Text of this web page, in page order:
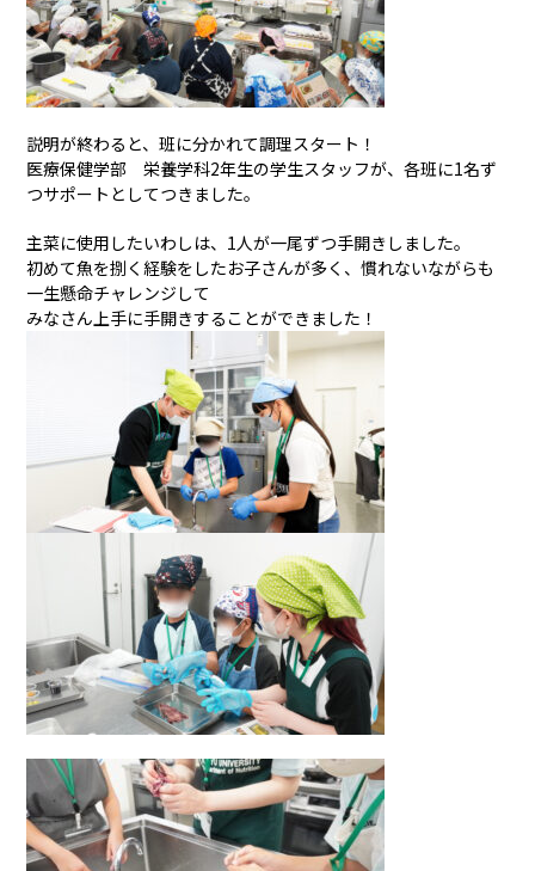
説明が終わると、班に分かれて調理スタート！
医療保健学部 栄養学科2年生の学生スタッフが、各班に1名ず
つサポートとしてつきました。
主菜に使用したいわしは、1人が一尾ずつ手開きしました。
初めて魚を捌く経験をしたお子さんが多く、慣れないながらも
一生懸命チャレンジして
みなさん上手に手開きすることができました！